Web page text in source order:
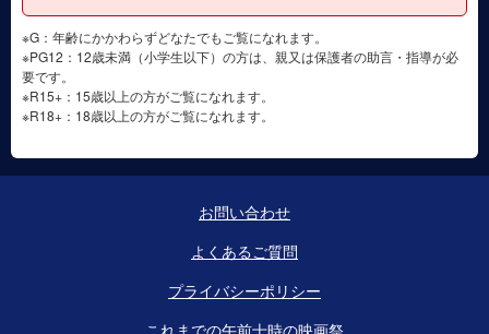
※G：年齢にかかわらずどなたでもご覧になれます。
※PG12：12歳未満（小学生以下）の方は、親又は保護者の助言・指導が必
要です。
※R15+：15歳以上の方がご覧になれます。
※R18+：18歳以上の方がご覧になれます。
お問い合わせ
よくあるご質問
プライバシーポリシー